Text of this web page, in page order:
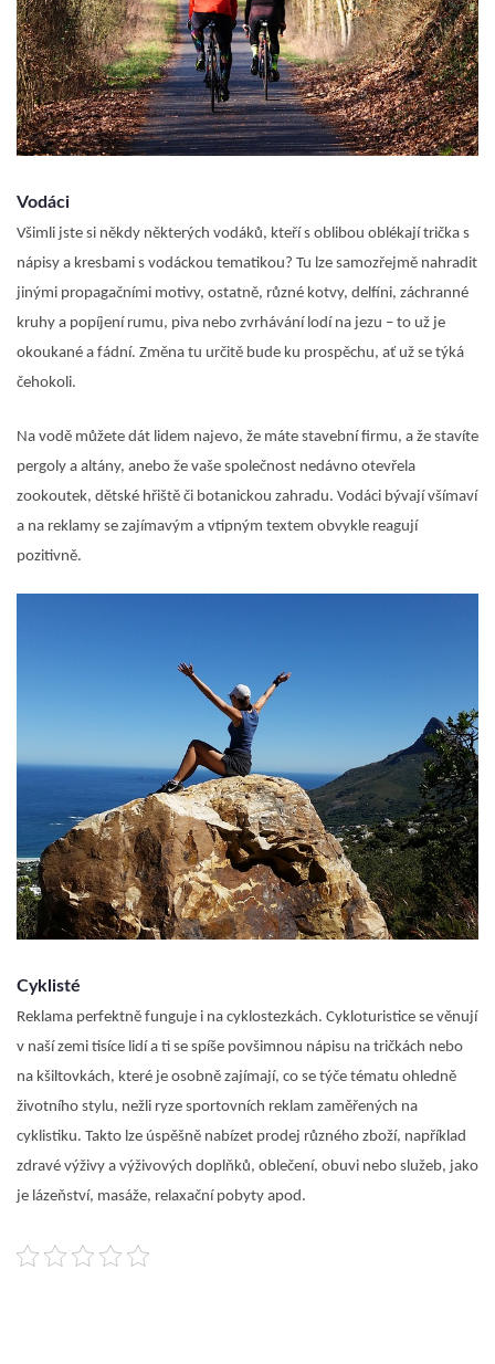
Vodáci
Všimli jste si někdy některých vodáků, kteří s oblibou oblékají trička s
nápisy a kresbami s vodáckou tematikou? Tu lze samozřejmě nahradit
jinými propagačními motivy, ostatně, různé kotvy, delfíni, záchranné
kruhy a popíjení rumu, piva nebo zvrhávání lodí na jezu – to už je
okoukané a fádní. Změna tu určitě bude ku prospěchu, ať už se týká
čehokoli.
Na vodě můžete dát lidem najevo, že máte stavební firmu, a že stavíte
pergoly a altány, anebo že vaše společnost nedávno otevřela
zookoutek, dětské hřiště či botanickou zahradu. Vodáci bývají všímaví
a na reklamy se zajímavým a vtipným textem obvykle reagují
pozitivně.
Cyklisté
Reklama perfektně funguje i na cyklostezkách. Cykloturistice se věnují
v naší zemi tisíce lidí a ti se spíše povšimnou nápisu na tričkách nebo
na kšiltovkách, které je osobně zajímají, co se týče tématu ohledně
životního stylu, nežli ryze sportovních reklam zaměřených na
cyklistiku. Takto lze úspěšně nabízet prodej různého zboží, například
zdravé výživy a výživových doplňků, oblečení, obuvi nebo služeb, jako
je lázeňství, masáže, relaxační pobyty apod.